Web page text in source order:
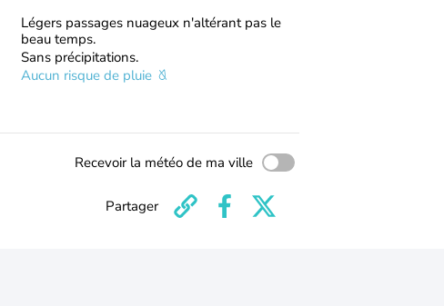
Légers passages nuageux n'altérant pas le
beau temps.
Sans précipitations.
Aucun risque de pluie
Recevoir la météo de ma ville
Partager